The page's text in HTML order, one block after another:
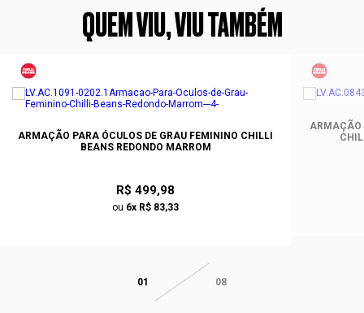
QUEM VIU, VIU TAMBÉM
ARMAÇÃO PARA ÓCULOS DE GRAU FEMININO CHILLI
BEANS REDONDO MARROM
R$ 499,98
ou 6x R$ 83,33
ARMAÇÃO
01 08